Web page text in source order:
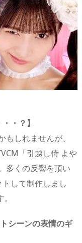
・？】
しれませんが、
「引越し侍 よや
多くの反響を頂い
して制作しまし
シーンの表情のギ